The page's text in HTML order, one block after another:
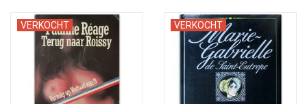
VERKOCHT VERKOCHT